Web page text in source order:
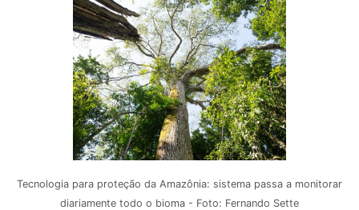
Tecnologia para proteção da Amazônia: sistema passa a monitorar
diariamente todo o bioma - Foto: Fernando Sette